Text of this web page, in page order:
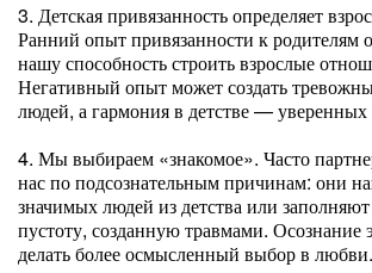
3. Детская привязанность определяет
Ранний опыт привязанности к родителям
нашу способность строить взрослые
Негативный опыт может создать
людей, а гармония в детстве —
4. Мы выбираем «знакомое». Часто
нас по подсознательным причинам: они
значимых людей из детства или
пустоту, созданную травмами. Осознание
делать более осмысленный выбор в любви.